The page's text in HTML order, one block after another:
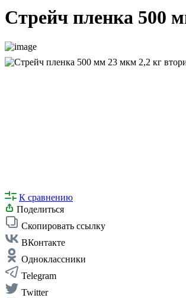
Стрейч пленка 500
К сравнению
Поделиться
Скопировать ссылку
ВКонтакте
Одноклассники
Telegram
Twitter